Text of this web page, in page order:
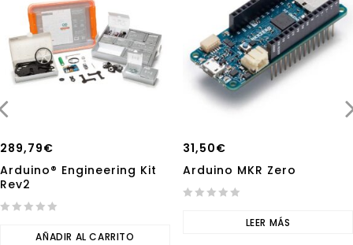
289,79€
Arduino® Engineering Kit
Rev2
AÑADIR AL CARRITO
31,50€
Arduino MKR Zero
LEER MÁS